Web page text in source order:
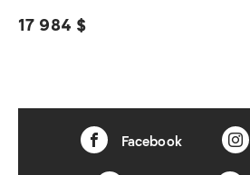
17 984 $
Facebook